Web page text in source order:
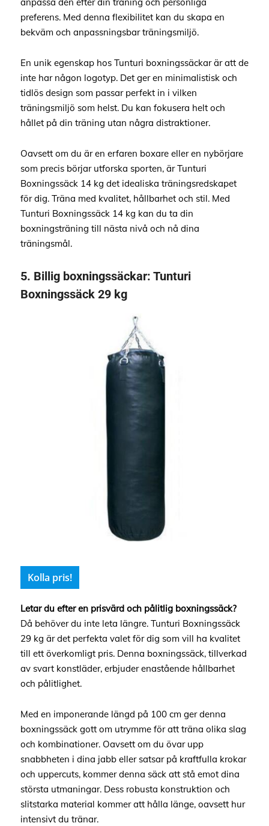
preferens. Med denna flexibilitet kan du skapa en
bekväm och anpassningsbar träningsmiljö.
En unik egenskap hos Tunturi boxningssäckar är att de
inte har någon logotyp. Det ger en minimalistisk och
tidlös design som passar perfekt in i vilken
träningsmiljö som helst. Du kan fokusera helt och
hållet på din träning utan några distraktioner.
Oavsett om du är en erfaren boxare eller en nybörjare
som precis börjar utforska sporten, är Tunturi
Boxningssäck 14 kg det idealiska träningsredskapet
för dig. Träna med kvalitet, hållbarhet och stil. Med
Tunturi Boxningssäck 14 kg kan du ta din
boxningsträning till nästa nivå och nå dina
träningsmål.
5. Billig boxningssäckar: Tunturi
Boxningssäck 29 kg
Kolla pris!
Letar du efter en prisvärd och pålitlig boxningssäck?
Då behöver du inte leta längre. Tunturi Boxningssäck
29 kg är det perfekta valet för dig som vill ha kvalitet
till ett överkomligt pris. Denna boxningssäck, tillverkad
av svart konstläder, erbjuder enastående hållbarhet
och pålitlighet.
Med en imponerande längd på 100 cm ger denna
boxningssäck gott om utrymme för att träna olika slag
och kombinationer. Oavsett om du övar upp
snabbheten i dina jabb eller satsar på kraftfulla krokar
och uppercuts, kommer denna säck att stå emot dina
största utmaningar. Dess robusta konstruktion och
slitstarka material kommer att hålla länge, oavsett hur
intensivt du tränar.